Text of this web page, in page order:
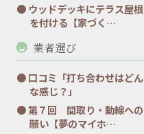
ウッドデッキにテラス屋根
を付ける【家づく…
業者選び
口コミ「打ち合わせはどん
な感じ？」
第７回 間取り・動線への
願い【夢のマイホ…